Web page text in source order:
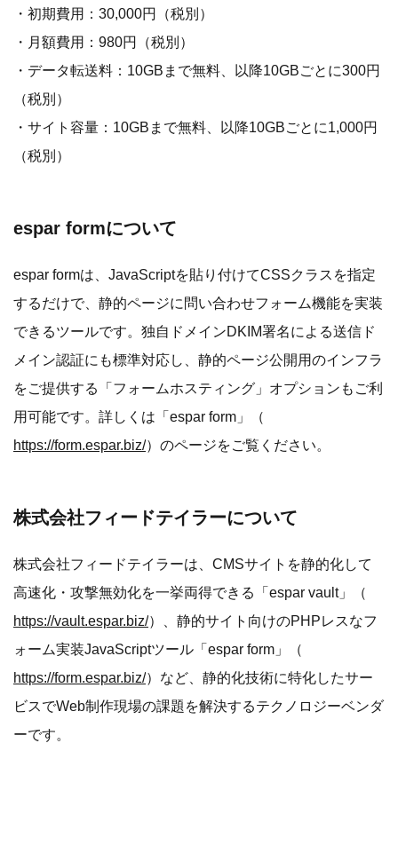
・初期費用：30,000円（税別）
・月額費用：980円（税別）
・データ転送料：10GBまで無料、以降10GBごとに300円
（税別）
・サイト容量：10GBまで無料、以降10GBごとに1,000円
（税別）
espar formについて
espar formは、JavaScriptを貼り付けてCSSクラスを指定
するだけで、静的ページに問い合わせフォーム機能を実装
できるツールです。独自ドメインDKIM署名による送信ド
メイン認証にも標準対応し、静的ページ公開用のインフラ
をご提供する「フォームホスティング」オプションもご利
用可能です。詳しくは「espar form」（
https://form.espar.biz/）のページをご覧ください。
株式会社フィードテイラーについて
株式会社フィードテイラーは、CMSサイトを静的化して
高速化・攻撃無効化を一挙両得できる「espar vault」（
https://vault.espar.biz/）、静的サイト向けのPHPレスなフ
ォーム実装JavaScriptツール「espar form」（
https://form.espar.biz/）など、静的化技術に特化したサー
ビスでWeb制作現場の課題を解決するテクノロジーベンダ
ーです。